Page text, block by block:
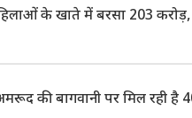
के खाते में बरसा 203 करोड़,
की बागवानी पर मिल रही है